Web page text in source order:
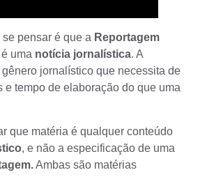
pensar é que a Reportagem
uma notícia jornalística. A
gênero jornalístico que necessita de
e tempo de elaboração do que uma
que matéria é qualquer conteúdo
, e não a especificação de uma
Ambas são matérias